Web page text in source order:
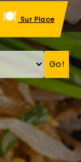
Sur Place
Go!